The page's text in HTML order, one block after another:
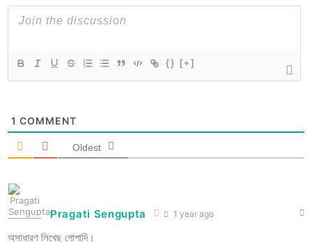
{} [+]
1 COMMENT
Oldest
Pragati Sengupta 1 year ago
অসাধারণ লিখেছ গোপাদি।